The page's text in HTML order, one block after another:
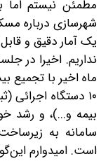
مطمئن نیستم اما
شهرسازی درباره
یک آمار دقیق و
نداریم. اخیرا در
۱۰ دستگاه
سامانه به
است. امیدوارم